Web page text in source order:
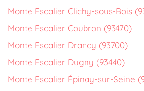
Monte Escalier Clichy-sous-Bois
Monte Escalier Coubron (93470)
Monte Escalier Drancy (93700)
Monte Escalier Dugny (93440)
Monte Escalier Épinay-sur-Seine